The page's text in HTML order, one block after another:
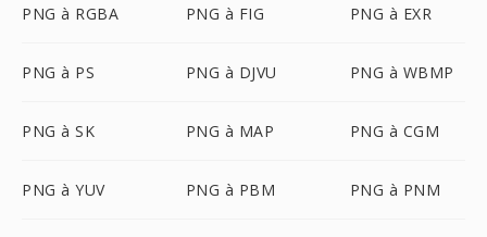
PNG à RGBA PNG à FIG PNG à EXR
PNG à PS PNG à DJVU PNG à WBMP
PNG à SK PNG à MAP PNG à CGM
PNG à YUV PNG à PBM PNG à PNM